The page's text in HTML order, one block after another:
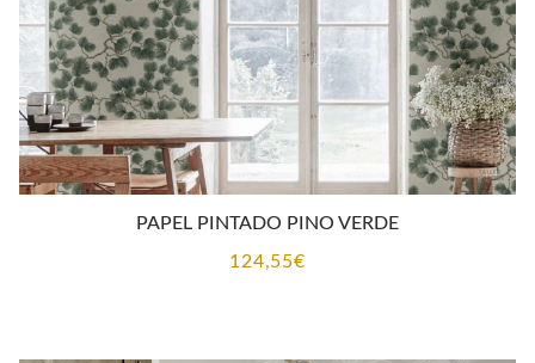
PAPEL PINTADO PINO VERDE
124,55€